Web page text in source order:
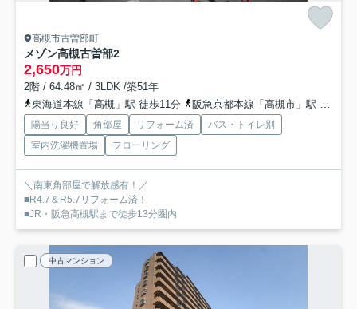
高槻市古曽部町
メゾン高槻古曽部2
2,650万円
2階 / 64.48㎡ / 3LDK /築51年
東海道本線「高槻」駅 徒歩11分
阪急京都本線「高槻市」駅 徒歩14分
陽当り良好 角部屋 リフォーム済
バス・トイレ別
室内洗濯機置場
フローリング
＼南東角部屋で解放感有！／
■R4.7＆R5.7リフォーム済！
■JR・阪急高槻駅まで徒歩13分圏内
中古マンション